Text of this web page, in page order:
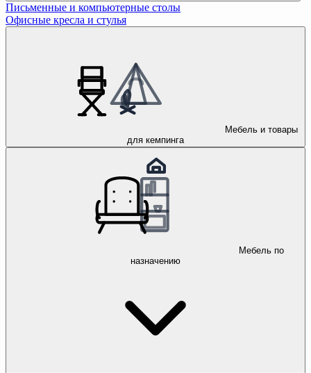
Письменные и компьютерные столы
Офисные кресла и стулья
Мебель и товары
для кемпинга
Мебель по
назначению